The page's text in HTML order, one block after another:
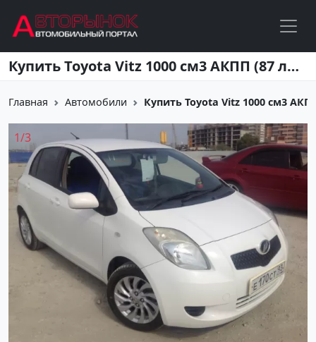
Перейти к основному содержанию Купить Toyota Vitz 1000 см3 АКПП (87 л.с.) Бензин инжектор в Новороссийск: цвет белый Хетчбэк 2005 года по цене 300000 рублей, объявление №2053 на сайте Авторынок23
Главная Автомобили Купить Toyota Vitz 1000 см3
1/3